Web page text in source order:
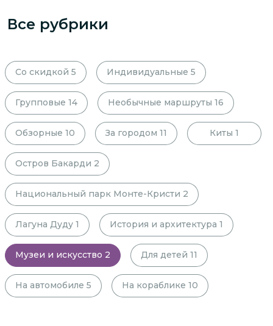
Все рубрики
Со скидкой 5 Индивидуальные 5
Групповые 14 Необычные маршруты 16
Обзорные 10 За городом 11 Киты 1
Остров Бакарди 2
Национальный парк Монте-Кристи 2
Лагуна Дуду 1 История и архитектура 1
Музеи и искусство 2 Для детей 11
На автомобиле 5 На кораблике 10